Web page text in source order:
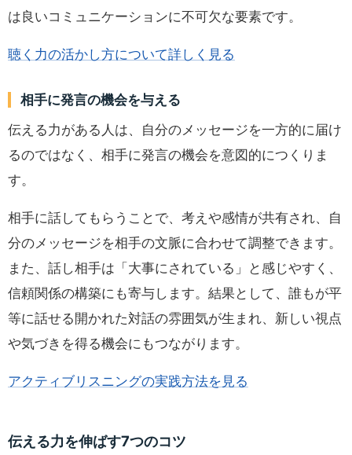
は良いコミュニケーションに不可欠な要素です。
聴く力の活かし方について詳しく見る
相手に発言の機会を与える
伝える力がある人は、自分のメッセージを一方的に届け
るのではなく、相手に発言の機会を意図的につくりま
す。
相手に話してもらうことで、考えや感情が共有され、自
分のメッセージを相手の文脈に合わせて調整できます。
また、話し相手は「大事にされている」と感じやすく、
信頼関係の構築にも寄与します。結果として、誰もが平
等に話せる開かれた対話の雰囲気が生まれ、新しい視点
や気づきを得る機会にもつながります。
アクティブリスニングの実践方法を見る
伝える力を伸ばす7つのコツ